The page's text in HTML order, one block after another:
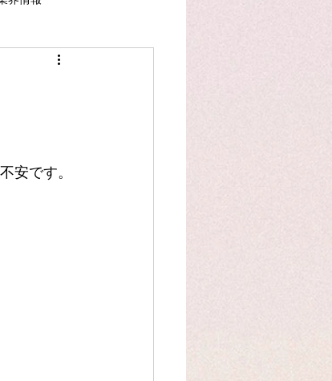
安です。